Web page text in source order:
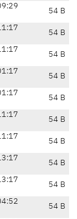
54 B
54 B
54 B
54 B
54 B
54 B
54 B
54 B
54 B
54 B